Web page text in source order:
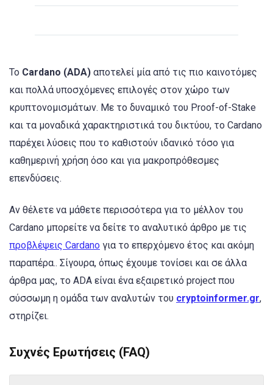
Το Cardano (ADA) αποτελεί μία από τις πιο καινοτόμες
και πολλά υποσχόμενες επιλογές στον χώρο των
κρυπτονομισμάτων. Με το δυναμικό του Proof-of-Stake
και τα μοναδικά χαρακτηριστικά του δικτύου, το Cardano
παρέχει λύσεις που το καθιστούν ιδανικό τόσο για
καθημερινή χρήση όσο και για μακροπρόθεσμες
επενδύσεις.
Αν θέλετε να μάθετε περισσότερα για το μέλλον του
Cardano μπορείτε να δείτε το αναλυτικό άρθρο με τις
προβλέψεις Cardano για το επερχόμενο έτος και ακόμη
παραπέρα.. Σίγουρα, όπως έχουμε τονίσει και σε άλλα
άρθρα μας, το ADA είναι ένα εξαιρετικό project που
σύσσωμη η ομάδα των αναλυτών του cryptoinformer.gr,
στηρίζει.
Συχνές Ερωτήσεις (FAQ)